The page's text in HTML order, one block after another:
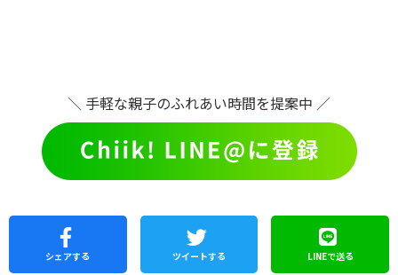
＼ 手軽な親子のふれあい時間を提案中 ／
シェアする ツイートする LINEで送る